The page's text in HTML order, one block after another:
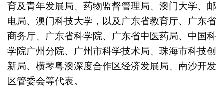
育及青年发展局、药物监督管理局、澳门大学、邮
电局、澳门科技大学，以及广东省教育厅、广东省
商务厅、广东省科学院、广东省中医药局、中国科
学院广州分院、广州市科学技术局、珠海市科技创
新局、横琴粤澳深度合作区经济发展局、南沙开发
区管委会等代表。